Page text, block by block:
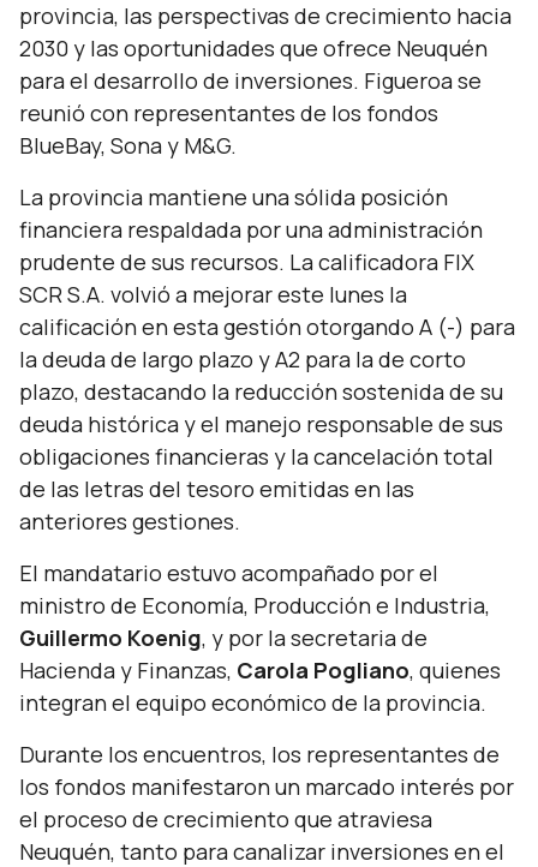
provincia, las perspectivas de crecimiento hacia
2030 y las oportunidades que ofrece Neuquén
para el desarrollo de inversiones. Figueroa se
reunió con representantes de los fondos
BlueBay, Sona y M&G.
La provincia mantiene una sólida posición
financiera respaldada por una administración
prudente de sus recursos. La calificadora FIX
SCR S.A. volvió a mejorar este lunes la
calificación en esta gestión otorgando A (-) para
la deuda de largo plazo y A2 para la de corto
plazo, destacando la reducción sostenida de su
deuda histórica y el manejo responsable de sus
obligaciones financieras y la cancelación total
de las letras del tesoro emitidas en las
anteriores gestiones.
El mandatario estuvo acompañado por el
ministro de Economía, Producción e Industria,
Guillermo Koenig, y por la secretaria de
Hacienda y Finanzas, Carola Pogliano, quienes
integran el equipo económico de la provincia.
Durante los encuentros, los representantes de
los fondos manifestaron un marcado interés por
el proceso de crecimiento que atraviesa
Neuquén, tanto para canalizar inversiones en el